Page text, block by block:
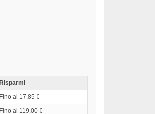
Risparmi
Fino al 17,85 €
Fino al 119,00 €